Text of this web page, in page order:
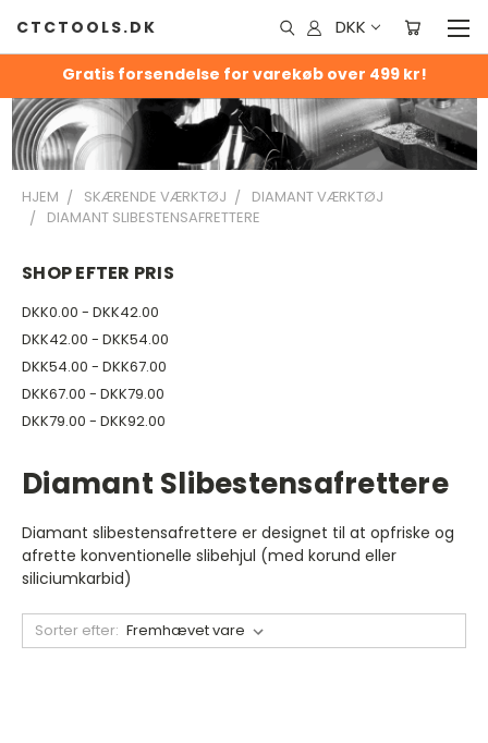
Gratis forsendelse for varekøb over 499 kr!
CTCTOOLS.DK DKK
HJEM SKÆRENDE VÆRKTØJ
DIAMANT VÆRKTØJ
DIAMANT SLIBESTENSAFRETTERE
SHOP EFTER PRIS
DKK0.00 - DKK42.00
DKK42.00 - DKK54.00
DKK54.00 - DKK67.00
DKK67.00 - DKK79.00
DKK79.00 - DKK92.00
Diamant Slibestensafrettere
Diamant slibestensafrettere er designet til at opfriske og
afrette konventionelle slibehjul (med korund eller
siliciumkarbid)
Sorter efter: